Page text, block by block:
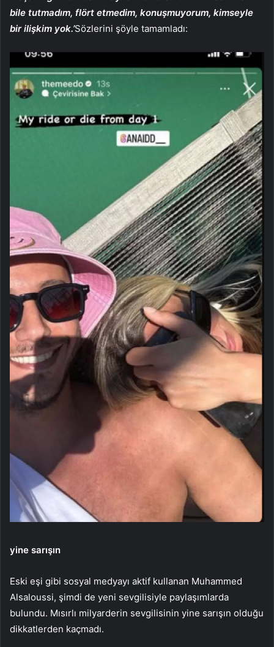
bile tutmadım, flört etmedim, konuşmuyorum, kimseyle
bir ilişkim yok.’Sözlerini şöyle tamamladı:
yine sarışın
Eski eşi gibi sosyal medyayı aktif kullanan Muhammed
Alsaloussi, şimdi de yeni sevgilisiyle paylaşımlarda
bulundu. Mısırlı milyarderin sevgilisinin yine sarışın olduğu
dikkatlerden kaçmadı.